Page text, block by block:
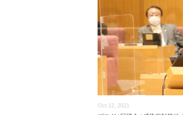
Oct 12, 2021